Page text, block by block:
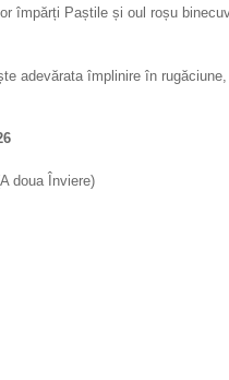
împărți Paștile și oul roșu
adevărata împlinire în
doua Înviere)